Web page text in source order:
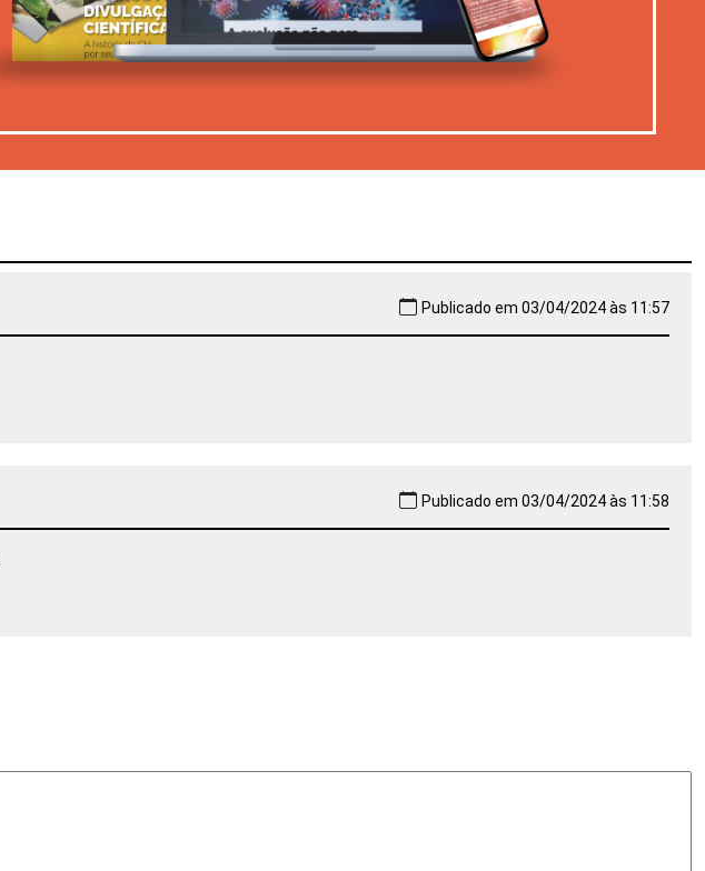
Publicado em 03/04/2024 às 11:57
Publicado em 03/04/2024 às 11:58